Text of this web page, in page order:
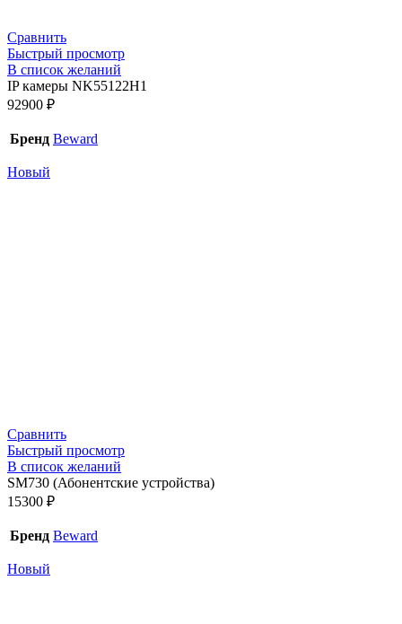
Сравнить
Быстрый просмотр
В список желаний
IP камеры NK55122H1
92900 ₽
Бренд Beward
Новый
Сравнить
Быстрый просмотр
В список желаний
SM730 (Абонентские устройства)
15300 ₽
Бренд Beward
Новый